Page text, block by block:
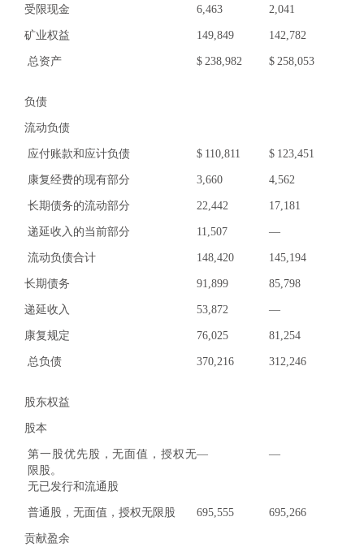
受限现金 6,463 2,041
矿业权益 149,849 142,782
总资产 $ 238,982 $ 258,053
负债
流动负债
应付账款和应计负债 $ 110,811 $ 123,451
康复经费的现有部分 3,660 4,562
长期债务的流动部分 22,442 17,181
递延收入的当前部分 11,507 —
流动负债合计 148,420 145,194
长期债务 91,899 85,798
递延收入 53,872 —
康复规定 76,025 81,254
总负债 370,216 312,246
股东权益
股本
第一股优先股，无面值，授权无
限股。
无已发行和流通股
— —
普通股，无面值，授权无限股 695,555 695,266
贡献盈余